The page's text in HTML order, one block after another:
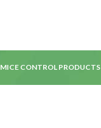
MICE CONTROL PRODUCTS